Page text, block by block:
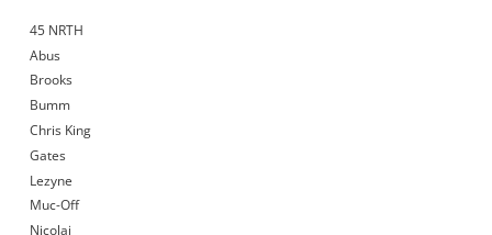
45 NRTH
Abus
Brooks
Bumm
Chris King
Gates
Lezyne
Muc-Off
Nicolai